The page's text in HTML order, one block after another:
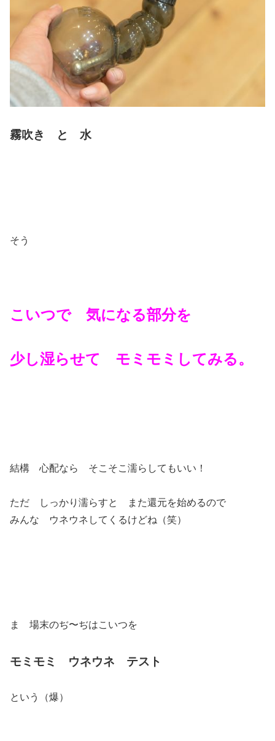
霧吹き と 水
そう
こいつで 気になる部分を
少し湿らせて モミモミしてみる。
結構 心配なら そこそこ濡らしてもいい！
ただ しっかり濡らすと また還元を始めるので
みんな ウネウネしてくるけどね（笑）
ま 場末のぢ〜ぢはこいつを
モミモミ ウネウネ テスト
という（爆）